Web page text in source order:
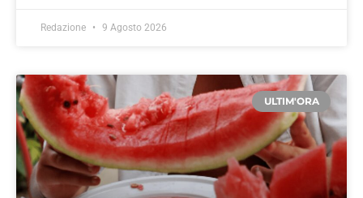
Redazione 9 Agosto 2026
ULTIM'ORA